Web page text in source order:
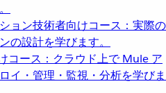
ョン技術者向けコース：実際の
の設計を学びます。
コース：クラウド上で Mule ア
イ・管理・監視・分析を学びま